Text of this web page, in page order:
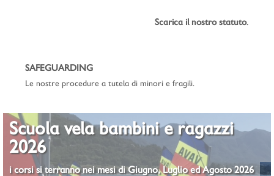
Scarica il nostro statuto.
SAFEGUARDING
Le nostre procedure a tutela di minori e fragili.
Scuola vela bambini e ragazzi
2026
i corsi si terranno nei mesi di Giugno, Luglio ed Agosto 2026